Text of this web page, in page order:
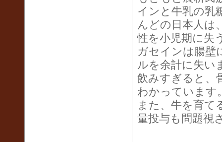
インと牛乳の乳
んどの日本人は
性を小児期に失
ガセインは腸壁
ルを余計に失い
飲みすぎると、
わかっています
また、牛を育て
量投与も問題視